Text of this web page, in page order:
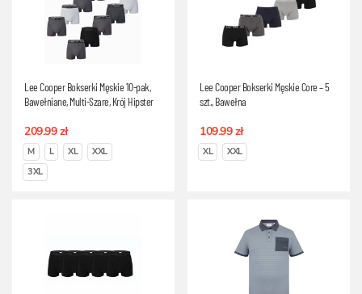
Lee Cooper Bokserki Męskie 10-pak,
Bawełniane, Multi-Szare, Krój Hipster
209.99 zł
M L XL
XXL
3XL
Lee Cooper Bokserki Męskie Core – 5
szt., Bawełna
109.99 zł
XL XXL